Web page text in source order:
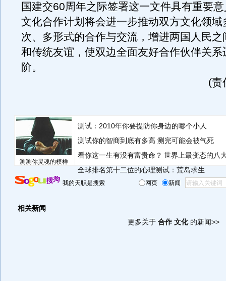
国建交60周年之际签署这一文件具有重要
文化合作计划将会进一步推动双方文化领域
次、多形式的合作与交流，增进两国人民之
和传统友谊，使双边全面友好合作伙伴关系
阶。
(责
测测你灵魂的模样
测试：2010年你要提防你身边的哪个小人
测试你的智商到底有多高 测完可能会被气死
看你这一生有没有富贵命？ 世界上最变态的八
全球排名第十二位的心理测试：荒岛求生
我的天职是搜索 网页 新闻
相关新闻
更多关于 合作 文化的新闻>>